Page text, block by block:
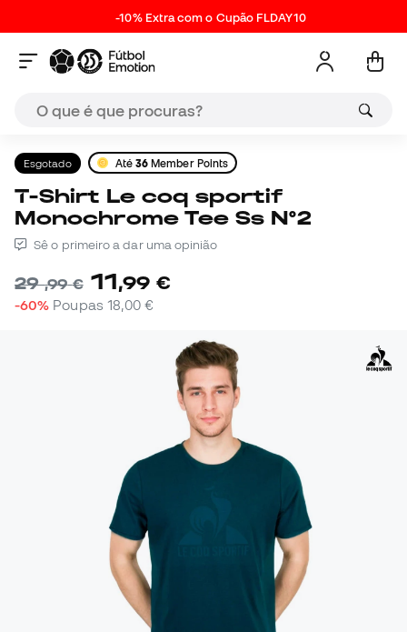
-10% Extra com o Cupão FLDAY10
Esgotado Até 36 Member Points
T-Shirt Le coq sportif
Monochrome Tee Ss N°2
Sê o primeiro a dar uma opinião
29,99 € 11,99 €
-60% Poupas 18,00 €